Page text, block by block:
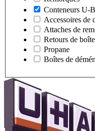
Conteneurs U-
Accessoires de
Attaches de
Retours de
Propane
Boîtes de